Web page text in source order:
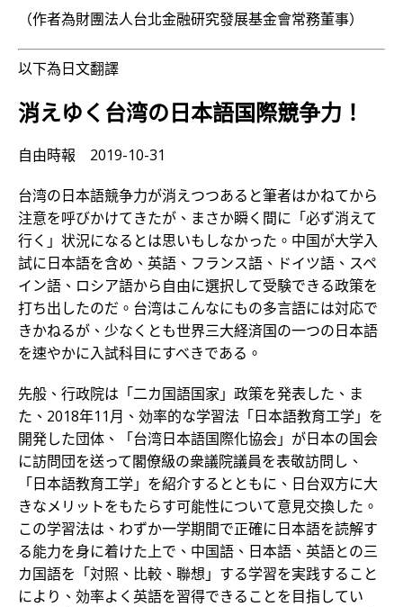
（作者為財團法人台北金融研究發展基金會常務董事）
以下為日文翻譯
消えゆく台湾の日本語国際競争力！
自由時報 2019-10-31
台湾の日本語競争力が消えつつあると筆者はかねてから
注意を呼びかけてきたが、まさか瞬く間に「必ず消えて
行く」状況になるとは思いもしなかった。中国が大学入
試に日本語を含め、英語、フランス語、ドイツ語、スペ
イン語、ロシア語から自由に選択して受験できる政策を
打ち出したのだ。台湾はこんなにもの多言語には対応で
きかねるが、少なくとも世界三大経済国の一つの日本語
を速やかに入試科目にすべきである。
先般、行政院は「二カ国語国家」政策を発表した、ま
た、2018年11月、効率的な学習法「日本語教育工学」を
開発した団体、「台湾日本語国際化協会」が日本の国会
に訪問団を送って閣僚級の衆議院議員を表敬訪問し、
「日本語教育工学」を紹介するとともに、日台双方に大
きなメリットをもたらす可能性について意見交換した。
この学習法は、わずか一学期間で正確に日本語を読解す
る能力を身に着けた上で、中国語、日本語、英語との三
カ国語を「対照、比較、聯想」する学習を実践すること
により、効率よく英語を習得できることを目指してい